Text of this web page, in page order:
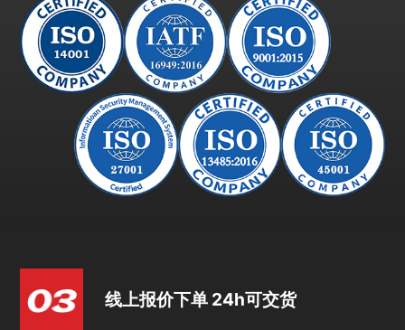
线上报价下单 24h可交货